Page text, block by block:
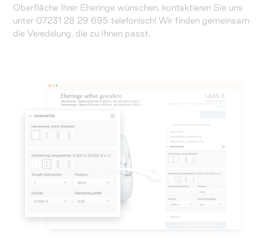
Oberfläche Ihrer Eheringe wünschen, kontaktieren Sie uns
unter 07231 28 29 695 telefonisch! Wir finden gemeinsam
die Veredelung, die zu Ihnen passt.